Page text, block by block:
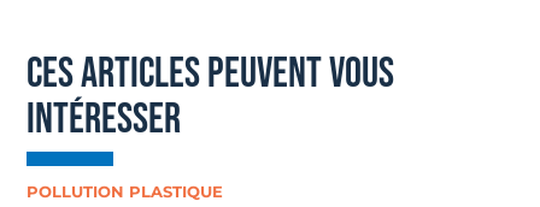
ces articles peuvent vous
intéresser
POLLUTION PLASTIQUE